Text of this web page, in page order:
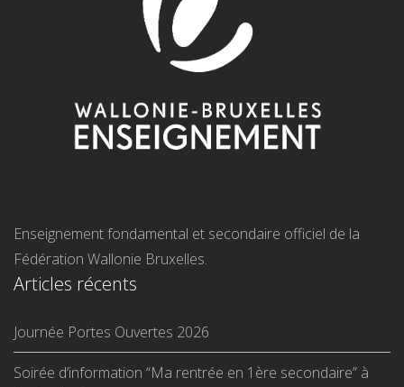
Enseignement fondamental et secondaire officiel de la
Fédération Wallonie Bruxelles.
Articles récents
Journée Portes Ouvertes 2026
Soirée d’information “Ma rentrée en 1ère secondaire” à